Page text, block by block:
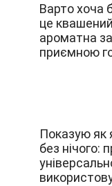
Варто хоча
це
ароматна
приємною
Показую
без нічого: